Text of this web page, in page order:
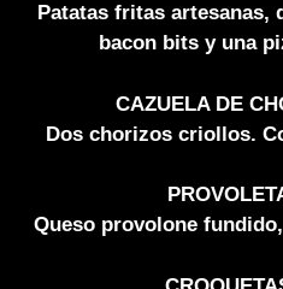
Patatas fritas artesanas,
bacon bits y una
CAZUELA DE
Dos chorizos criollos.
Queso provolone